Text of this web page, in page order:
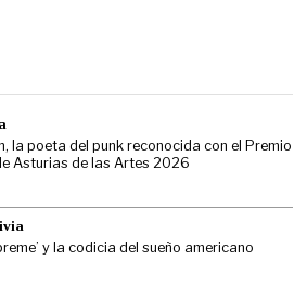
la poeta del punk reconocida con el Premio
Asturias de las Artes 2026
y la codicia del sueño americano